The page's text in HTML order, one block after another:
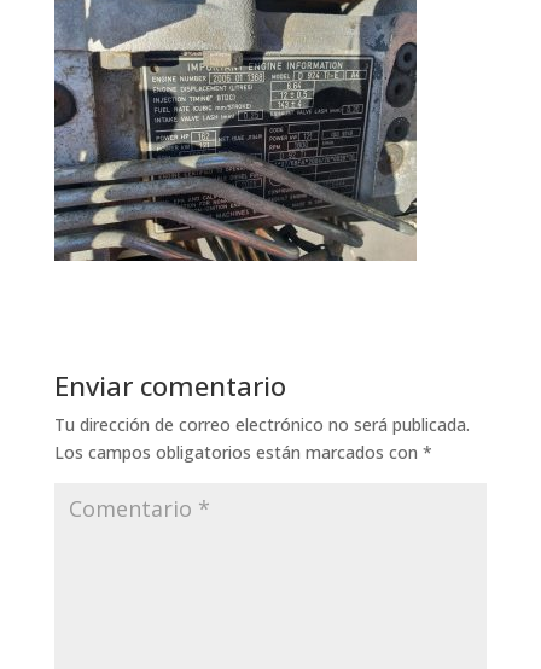
Enviar comentario
Tu dirección de correo electrónico no será publicada.
Los campos obligatorios están marcados con *